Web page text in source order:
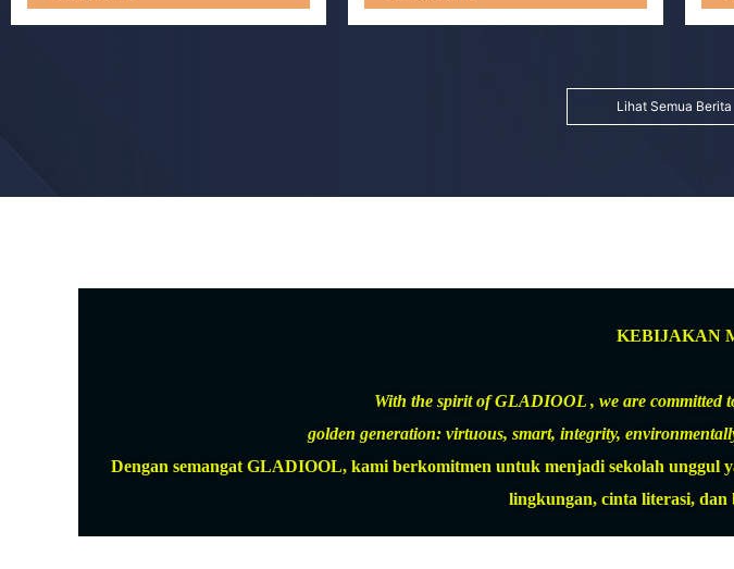
Lihat Semua Berita
KEBIJAKAN
With the spirit of GLADIOOL , we are committed
golden generation: virtuous, smart, integrity,
Dengan semangat GLADIOOL, kami berkomitmen untuk menjadi sekolah unggul
lingkungan, cinta literasi, dan